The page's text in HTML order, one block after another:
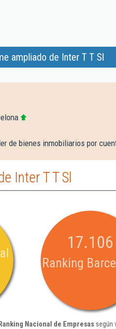
ampliado de Inter T T Sl
de bienes inmobiliarios por
Inter T T Sl
17.106
Ranking
Nacional de Empresassegún